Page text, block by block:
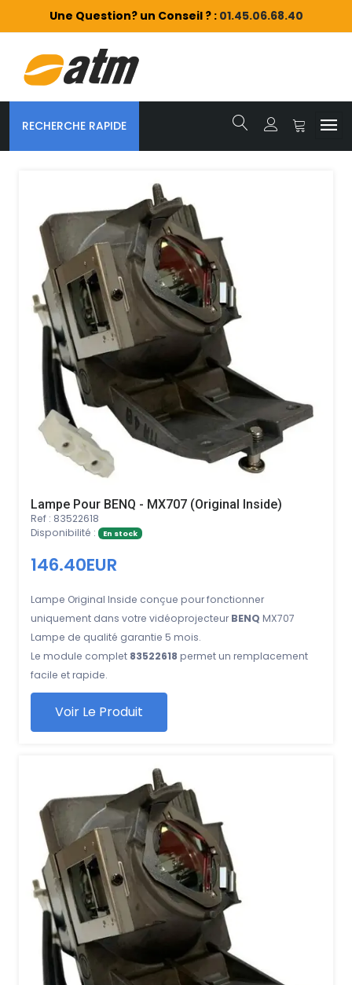
Une Question? un Conseil ? : 01.45.06.68.40
RECHERCHE RAPIDE
Lampe Pour BENQ - MX707 (Original Inside)
Ref : 83522618
Disponibilité :
En stock
146.40EUR
Lampe Original Inside conçue pour fonctionner
uniquement dans votre vidéoprojecteur BENQ MX707
Lampe de qualité garantie 5 mois.
Le module complet 83522618 permet un remplacement
facile et rapide.
Voir Le Produit